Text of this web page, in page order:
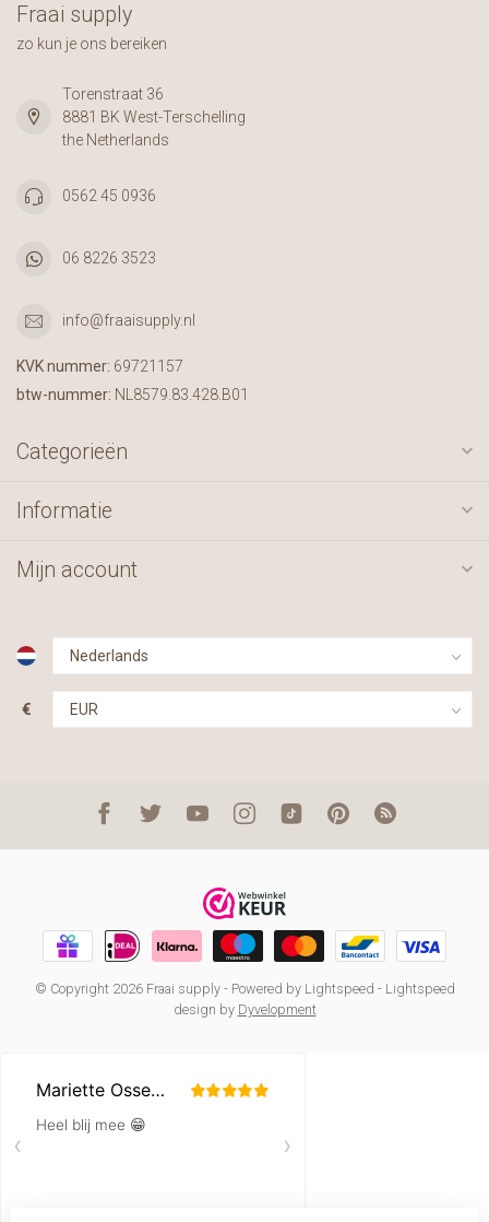
Fraai supply
zo kun je ons bereiken
Torenstraat 36
8881 BK West-Terschelling
the Netherlands
0562 45 0936
06 8226 3523
info@fraaisupply.nl
KVK nummer: 69721157
btw-nummer: NL8579.83.428.B01
Categorieën
Informatie
Mijn account
€
© Copyright 2026 Fraai supply- Powered by Lightspeed - Lightspeed
design by Dyvelopment